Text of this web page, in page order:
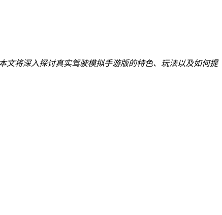
文将深入探讨真实驾驶模拟手游版的特色、玩法以及如何提